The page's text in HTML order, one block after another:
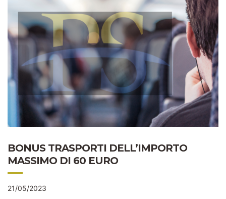
BONUS TRASPORTI DELL’IMPORTO
MASSIMO DI 60 EURO
21/05/2023